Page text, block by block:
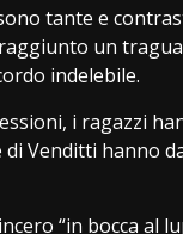
tante e
un
indelebile.
i ragazzi
Venditti hanno
“in bocca al